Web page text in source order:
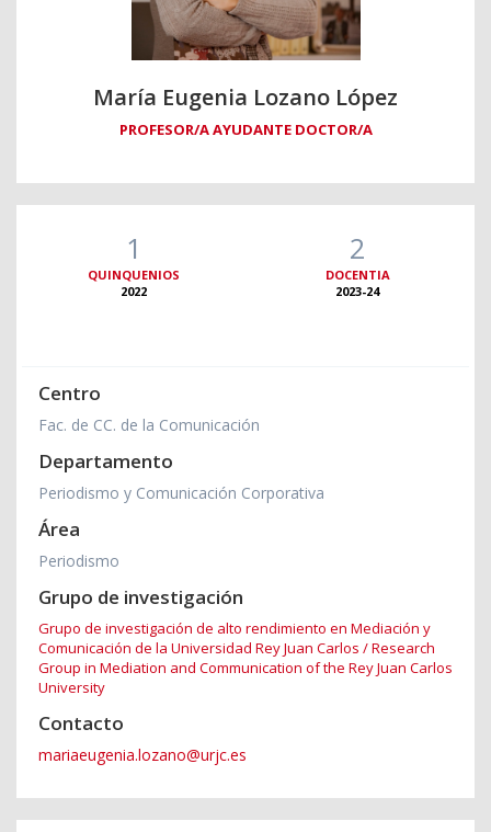
María Eugenia Lozano López
PROFESOR/A AYUDANTE DOCTOR/A
1
QUINQUENIOS
2022
2
DOCENTIA
2023-24
Centro
Fac. de CC. de la Comunicación
Departamento
Periodismo y Comunicación Corporativa
Área
Periodismo
Grupo de investigación
Grupo de investigación de alto rendimiento en Mediación y
Comunicación de la Universidad Rey Juan Carlos / Research
Group in Mediation and Communication of the Rey Juan Carlos
University
Contacto
mariaeugenia.lozano@urjc.es